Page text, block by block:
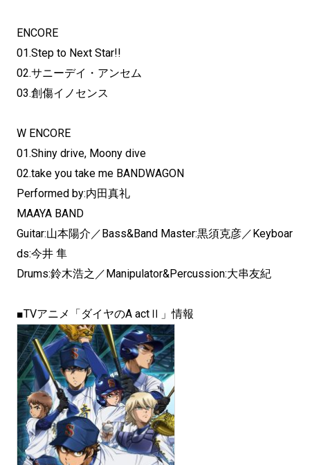
ENCORE
01.Step to Next Star!!
02.サニーデイ・アンセム
03.創傷イノセンス
W ENCORE
01.Shiny drive, Moony dive
02.take you take me BANDWAGON
Performed by:内田真礼
MAAYA BAND
Guitar:山本陽介／Bass&Band Master:黒須克彦／Keyboar
ds:今井 隼
Drums:鈴木浩之／Manipulator&Percussion:大串友紀
■TVアニメ「ダイヤのA actⅡ」情報